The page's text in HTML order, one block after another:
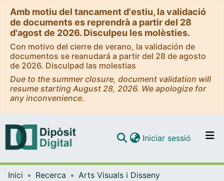
Amb motiu del tancament d'estiu, la validació
de documents es reprendrà a partir del 28
d'agost de 2026. Disculpeu les molèsties.
Con motivo del cierre de verano, la validación de
documentos se reanudará a partir del 28 de agosto
de 2026. Disculpad las molestias
Due to the summer closure, document validation will
resume starting August 28, 2026. We apologize for
any inconvenience.
Navega per tot el DD
Iniciar sessió (current)
Inici Recerca
Arts Visuals i Disseny